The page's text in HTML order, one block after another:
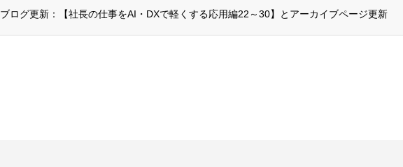
ブログ更新：【社長の仕事をAI・DXで軽くする応用編22～30】とアーカイブページ更新